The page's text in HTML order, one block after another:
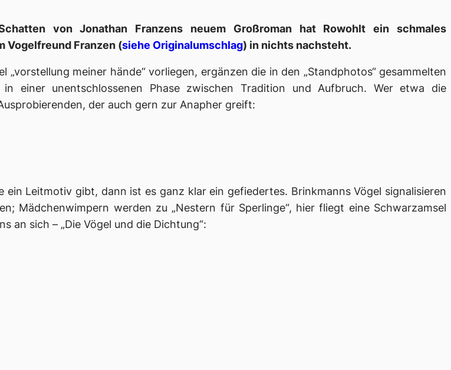
von Jonathan Franzens neuem Großroman hat Rowohlt ein schmales
Vogelfreund Franzen (siehe Originalumschlag) in nichts nachsteht.
meiner hände“ vorliegen, ergänzen die in den „Standphotos“ gesammelten
einer unentschlossenen Phase zwischen Tradition und Aufbruch. Wer etwa die
der auch gern zur Anapher greift:
Leitmotiv gibt, dann ist es ganz klar ein gefiedertes. Brinkmanns Vögel signalisieren
Mädchenwimpern werden zu „Nestern für Sperlinge“, hier fliegt eine Schwarzamsel
an sich – „Die Vögel und die Dichtung“: